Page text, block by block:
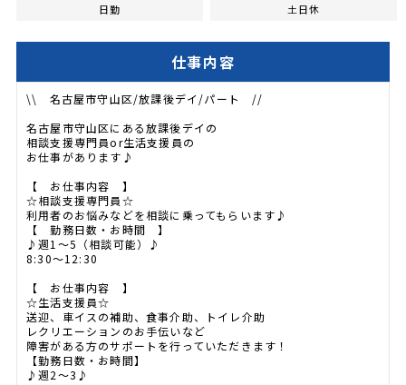
日勤 土日休
仕事内容
\\ 名古屋市守山区/放課後デイ/パート //
名古屋市守山区にある放課後デイの
相談支援専門員or生活支援員の
お仕事があります♪
【 お仕事内容 】
☆相談支援専門員☆
利用者のお悩みなどを相談に乗ってもらいます♪
【 勤務日数・お時間 】
♪週1～5（相談可能）♪
8:30～12:30
【 お仕事内容 】
☆生活支援員☆
送迎、車イスの補助、食事介助、トイレ介助
レクリエーションのお手伝いなど
障害がある方のサポートを行っていただきます！
【勤務日数・お時間】
♪週2～3♪